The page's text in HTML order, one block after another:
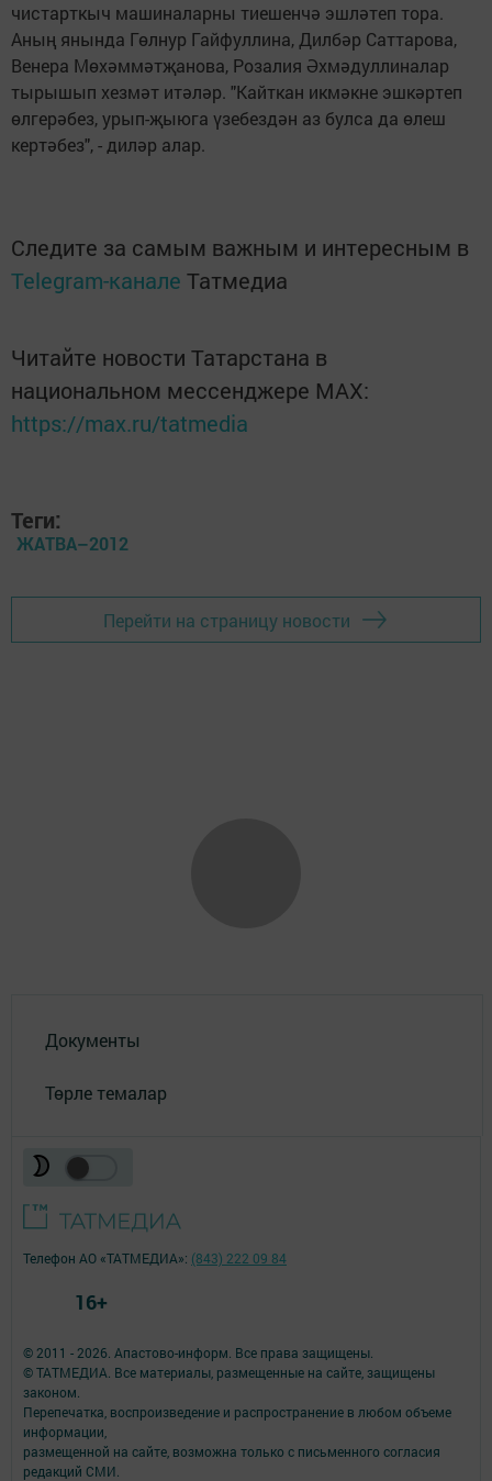
чистарткыч машиналарны тиешенчә эшләтеп тора.
Аның янында Гөлнур Гайфуллина, Дилбәр Саттарова,
Венера Мөхәммәтҗанова, Розалия Әхмәдуллиналар
тырышып хезмәт итәләр. "Кайткан икмәкне эшкәртеп
өлгерәбез, урып-җыюга үзебездән аз булса да өлеш
кертәбез", - диләр алар.
Следите за самым важным и интересным в
Telegram-канале Татмедиа
Читайте новости Татарстана в
национальном мессенджере MАХ:
https://max.ru/tatmedia
Теги:
ЖАТВА–2012
Перейти на страницу новости
Документы
Төрле темалар
© 2011 - 2026. Апастово-информ. Все права защищены.
© ТАТМЕДИА. Все материалы, размещенные на сайте, защищены
законом.
Перепечатка, воспроизведение и распространение в любом объеме
информации,
размещенной на сайте, возможна только с письменного согласия
редакций СМИ.
Телефон АО «ТАТМЕДИА»: (843) 222 09 84
16+